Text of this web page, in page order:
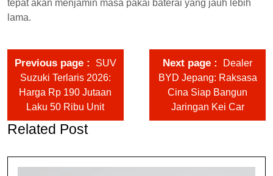
tepat akan menjamin masa pakai baterai yang jauh lebih
lama.
Previous page
SUV
Suzuki Terlaris 2026:
Harga Rp 190 Jutaan
Laku 50 Ribu Unit
Next page
Dealer
BYD Jepang: Raksasa
Cina Siap Bangun
Jaringan Kei Car
Related Post